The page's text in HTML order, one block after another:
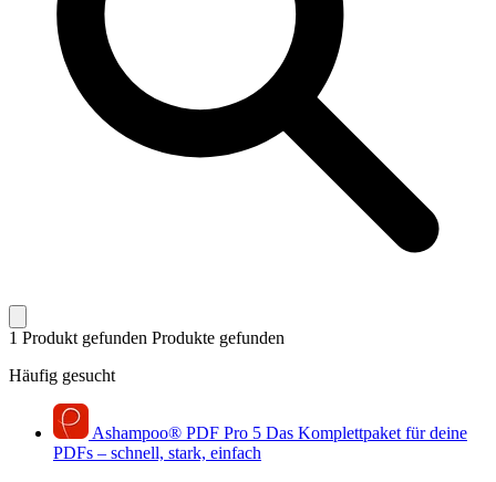
1 Produkt gefunden Produkte gefunden
Häufig gesucht
Ashampoo® PDF Pro 5 Das Komplettpaket für deine
PDFs – schnell, stark, einfach